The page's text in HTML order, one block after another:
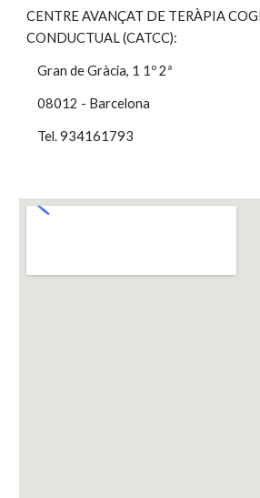
CENTRE AVANÇAT DE TERÀPIA
CONDUCTUAL (CATCC):
    Gran de Gràcia, 1 1º 2ª
    08012 - Barcelona
    Tel. 934161793